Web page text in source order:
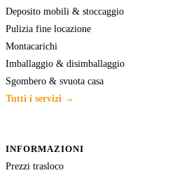
Deposito mobili & stoccaggio
Pulizia fine locazione
Montacarichi
Imballaggio & disimballaggio
Sgombero & svuota casa
Tutti i servizi →
INFORMAZIONI
Prezzi trasloco